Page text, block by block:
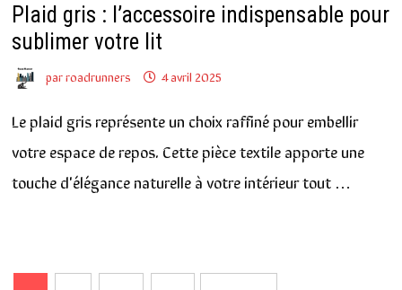
Plaid gris : l’accessoire indispensable pour
sublimer votre lit
parroadrunners 4 avril 2025
Le plaid gris représente un choix raffiné pour embellir
votre espace de repos. Cette pièce textile apporte une
touche d'élégance naturelle à votre intérieur tout …